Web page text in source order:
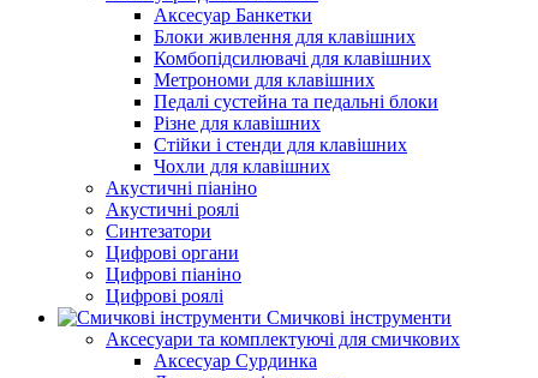
Аксесуар Банкетки
Блоки живлення для клавішних
Комбопідсилювачі для клавішних
Метрономи для клавішних
Педалі сустейна та педальні блоки
Різне для клавішних
Стійки і стенди для клавішних
Чохли для клавішних
Акустичні піаніно
Акустичні роялі
Синтезатори
Цифрові органи
Цифрові піаніно
Цифрові роялі
Смичкові інструменти
Аксесуари та комплектуючі для смичкових
Аксесуар Сурдинка